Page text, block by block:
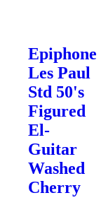
Epiphone
Les Paul
Std 50's
Figured
El-
Guitar
Washed
Cherry